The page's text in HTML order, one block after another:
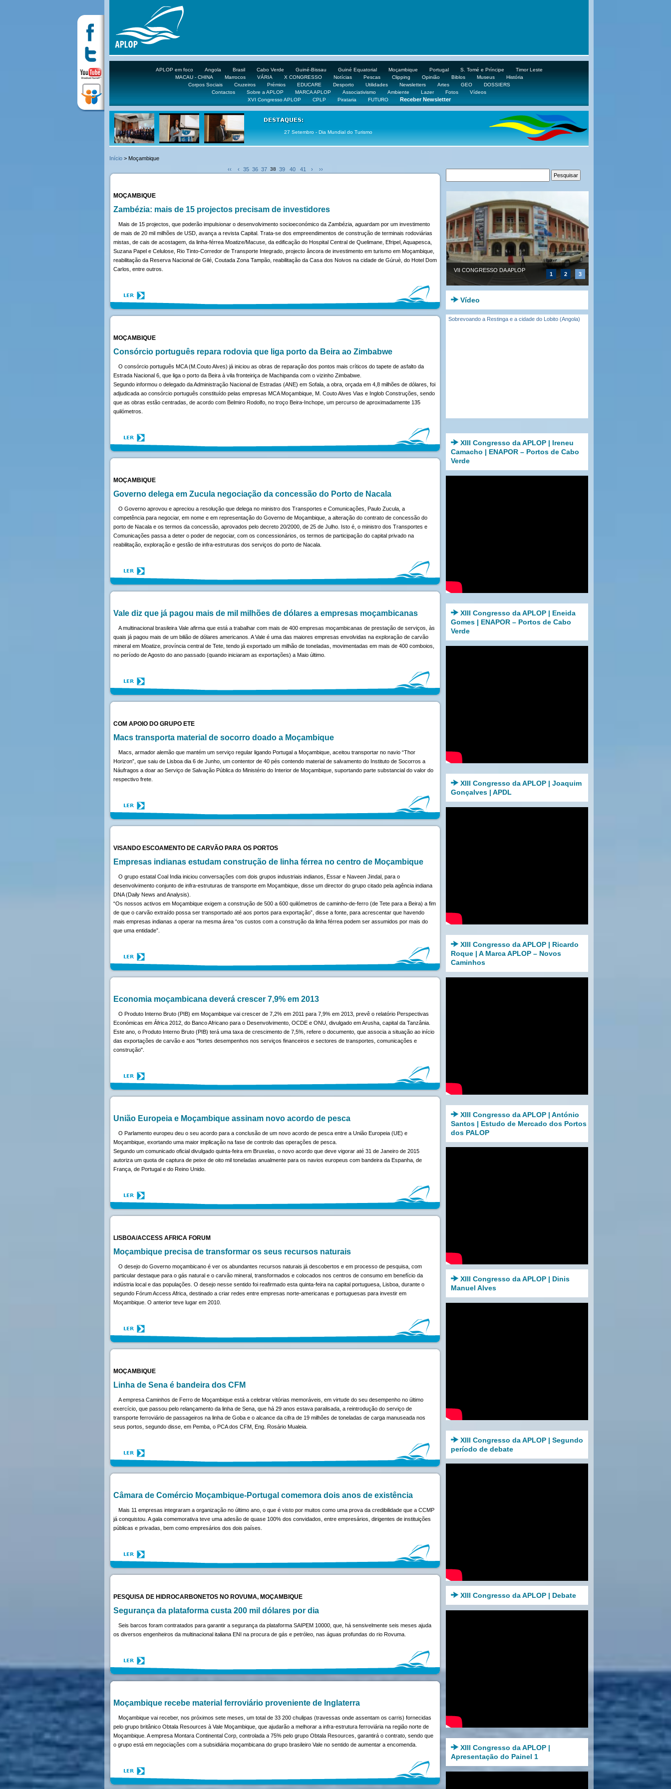
APLOP em foco Angola Brasil Cabo Verde Guiné-Bissau Guiné Equatorial Moçambique Portugal S. Tomé e Príncipe
Timor Leste
MACAU - CHINA
Marrocos VÁRIA X CONGRESSO Notícias Pescas Clipping Opinião Biblos Museus
História
Corpos Sociais
Cruzeiros Prémios EDUCARE Desporto Utilidades Newsletters Artes GEO
DOSSIERS
Contactos
Sobre a APLOP MARCA APLOP Associativismo Ambiente Lazer Fotos
Vídeos
XVI Congresso APLOP
CPLP Pirataria FUTURO Receber Newsletter
27 Setembro - Dia Mundial do Turismo
Início > Moçambique
‹‹
‹ 35 36 37 38 39 40 41 › ››
MOÇAMBIQUE
Zambézia: mais de 15 projectos precisam de investidores
Mais de 15 projectos, que poderão impulsionar o desenvolvimento socioeconómico da Zambézia, aguardam por um investimento
de mais de 20 mil milhões de USD, avança a revista Capital. Trata-se dos empreendimentos de construção de terminais rodoviárias
mistas, de cais de acostagem, da linha-férrea Moatize/Macuse, da edificação do Hospital Central de Quelimane, Efripel, Aquapesca,
Suzana Papel e Celulose, Rio Tinto-Corredor de Transporte Integrado, projecto âncora de investimento em turismo em Moçambique,
reabilitação da Reserva Nacional de Gilé, Coutada Zona Tampão, reabilitação da Casa dos Noivos na cidade de Gúruè, do Hotel Dom
Carlos, entre outros.
MOÇAMBIQUE
Consórcio português repara rodovia que liga porto da Beira ao Zimbabwe
O consórcio português MCA (M.Couto Alves) já iniciou as obras de reparação dos pontos mais críticos do tapete de asfalto da
Estrada Nacional 6, que liga o porto da Beira à vila fronteiriça de Machipanda com o vizinho Zimbabwe.
Segundo informou o delegado da Administração Nacional de Estradas (ANE) em Sofala, a obra, orçada em 4,8 milhões de dólares, foi
adjudicada ao consórcio português constituído pelas empresas MCA Moçambique, M. Couto Alves Vias e Inglob Construções, sendo
que as obras estão centradas, de acordo com Belmiro Rodolfo, no troço Beira-Inchope, um percurso de aproximadamente 135
quilómetros.
MOÇAMBIQUE
Governo delega em Zucula negociação da concessão do Porto de Nacala
O Governo aprovou e apreciou a resolução que delega no ministro dos Transportes e Comunicações, Paulo Zucula, a
competência para negociar, em nome e em representação do Governo de Moçambique, a alteração do contrato de concessão do
porto de Nacala e os termos da concessão, aprovados pelo decreto 20/2000, de 25 de Julho. Isto é, o ministro dos Transportes e
Comunicações passa a deter o poder de negociar, com os concessionários, os termos de participação do capital privado na
reabilitação, exploração e gestão de infra-estruturas dos serviços do porto de Nacala.
Vale diz que já pagou mais de mil milhões de dólares a empresas moçambicanas
A multinacional brasileira Vale afirma que está a trabalhar com mais de 400 empresas moçambicanas de prestação de serviços, às
quais já pagou mais de um bilião de dólares americanos. A Vale é uma das maiores empresas envolvidas na exploração de carvão
mineral em Moatize, província central de Tete, tendo já exportado um milhão de toneladas, movimentadas em mais de 400 comboios,
no período de Agosto do ano passado (quando iniciaram as exportações) a Maio último.
COM APOIO DO GRUPO ETE
Macs transporta material de socorro doado a Moçambique
Macs, armador alemão que mantém um serviço regular ligando Portugal a Moçambique, aceitou transportar no navio “Thor
Horizon”, que saiu de Lisboa dia 6 de Junho, um contentor de 40 pés contendo material de salvamento do Instituto de Socorros a
Náufragos a doar ao Serviço de Salvação Pública do Ministério do Interior de Moçambique, suportando parte substancial do valor do
respectivo frete.
VISANDO ESCOAMENTO DE CARVÃO PARA OS PORTOS
Empresas indianas estudam construção de linha férrea no centro de Moçambique
O grupo estatal Coal India iniciou conversações com dois grupos industriais indianos, Essar e Naveen Jindal, para o
desenvolvimento conjunto de infra-estruturas de transporte em Moçambique, disse um director do grupo citado pela agência indiana
DNA (Daily News and Analysis).
“Os nossos activos em Moçambique exigem a construção de 500 a 600 quilómetros de caminho-de-ferro (de Tete para a Beira) a fim
de que o carvão extraído possa ser transportado até aos portos para exportação”, disse a fonte, para acrescentar que havendo
mais empresas indianas a operar na mesma área “os custos com a construção da linha férrea podem ser assumidos por mais do
que uma entidade”.
Economia moçambicana deverá crescer 7,9% em 2013
O Produto Interno Bruto (PIB) em Moçambique vai crescer de 7,2% em 2011 para 7,9% em 2013, prevê o relatório Perspectivas
Económicas em África 2012, do Banco Africano para o Desenvolvimento, OCDE e ONU, divulgado em Arusha, capital da Tanzânia.
Este ano, o Produto Interno Bruto (PIB) terá uma taxa de crescimento de 7,5%, refere o documento, que associa a situação ao início
das exportações de carvão e aos "fortes desempenhos nos serviços financeiros e sectores de transportes, comunicações e
construção".
União Europeia e Moçambique assinam novo acordo de pesca
O Parlamento europeu deu o seu acordo para a conclusão de um novo acordo de pesca entre a União Europeia (UE) e
Moçambique, exortando uma maior implicação na fase de controlo das operações de pesca.
Segundo um comunicado oficial divulgado quinta-feira em Bruxelas, o novo acordo que deve vigorar até 31 de Janeiro de 2015
autoriza um quota de captura de peixe de oito mil toneladas anualmente para os navios europeus com bandeira da Espanha, de
França, de Portugal e do Reino Unido.
LISBOA/ACCESS AFRICA FORUM
Moçambique precisa de transformar os seus recursos naturais
O desejo do Governo moçambicano é ver os abundantes recursos naturais já descobertos e em processo de pesquisa, com
particular destaque para o gás natural e o carvão mineral, transformados e colocados nos centros de consumo em benefício da
indústria local e das populações. O desejo nesse sentido foi reafirmado esta quinta-feira na capital portuguesa, Lisboa, durante o
segundo Fórum Access Africa, destinado a criar redes entre empresas norte-americanas e portuguesas para investir em
Moçambique. O anterior teve lugar em 2010.
MOÇAMBIQUE
Linha de Sena é bandeira dos CFM
A empresa Caminhos de Ferro de Moçambique está a celebrar vitórias memoráveis, em virtude do seu desempenho no último
exercício, que passou pelo relançamento da linha de Sena, que há 29 anos estava paralisada, a reintrodução do serviço de
transporte ferroviário de passageiros na linha de Goba e o alcance da cifra de 19 milhões de toneladas de carga manuseada nos
seus portos, segundo disse, em Pemba, o PCA dos CFM, Eng. Rosário Mualeia.
Câmara de Comércio Moçambique-Portugal comemora dois anos de existência
Mais 11 empresas integraram a organização no último ano, o que é visto por muitos como uma prova da credibilidade que a CCMP
já conquistou. A gala comemorativa teve uma adesão de quase 100% dos convidados, entre empresários, dirigentes de instituições
públicas e privadas, bem como empresários dos dois países.
PESQUISA DE HIDROCARBONETOS NO ROVUMA, MOÇAMBIQUE
Segurança da plataforma custa 200 mil dólares por dia
Seis barcos foram contratados para garantir a segurança da plataforma SAIPEM 10000, que, há sensivelmente seis meses ajuda
os diversos engenheiros da multinacional italiana ENI na procura de gás e petróleo, nas águas profundas do rio Rovuma.
Moçambique recebe material ferroviário proveniente de Inglaterra
Moçambique vai receber, nos próximos sete meses, um total de 33 200 chulipas (travessas onde assentam os carris) fornecidas
pelo grupo britânico Obtala Resources à Vale Moçambique, que ajudarão a melhorar a infra-estrutura ferroviária na região norte de
Moçambique. A empresa Montara Continental Corp, controlada a 75% pelo grupo Obtala Resources, garantirá o contrato, sendo que
o grupo está em negociações com a subsidiária moçambicana do grupo brasileiro Vale no sentido de aumentar a encomenda.
VII CONGRESSO DA APLOP
1 2 3
Vídeo
Sobrevoando a Restinga e a cidade do Lobito (Angola)
XIII Congresso da APLOP | Ireneu
Camacho | ENAPOR – Portos de Cabo
Verde
XIII Congresso da APLOP | Eneida
Gomes | ENAPOR – Portos de Cabo
Verde
XIII Congresso da APLOP | Joaquim
Gonçalves | APDL
XIII Congresso da APLOP | Ricardo
Roque | A Marca APLOP – Novos
Caminhos
XIII Congresso da APLOP | António
Santos | Estudo de Mercado dos Portos
dos PALOP
XIII Congresso da APLOP | Dinis
Manuel Alves
XIII Congresso da APLOP | Segundo
período de debate
XIII Congresso da APLOP | Debate
XIII Congresso da APLOP |
Apresentação do Painel 1